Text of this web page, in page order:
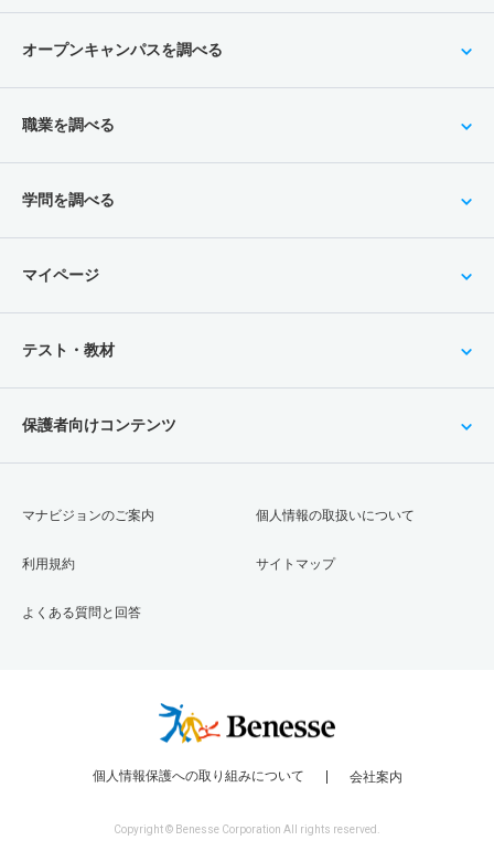
オープンキャンパスを調べる
職業を調べる
学問を調べる
マイページ
テスト・教材
保護者向けコンテンツ
マナビジョンのご案内
利用規約
よくある質問と回答
個人情報の取扱いについて
サイトマップ
個人情報保護への取り組みについて 会社案内
Copyright © Benesse Corporation All rights reserved.